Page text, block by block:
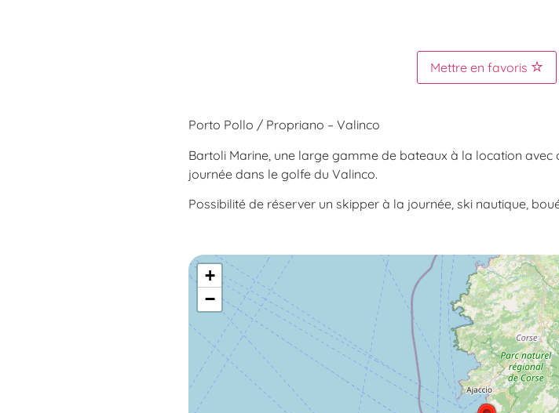
Mettre en favoris
Porto Pollo / Propriano – Valinco
Bartoli Marine, une large gamme de bateaux à la location avec
journée dans le golfe du Valinco.
Possibilité de réserver un skipper à la journée, ski nautique,
+
−